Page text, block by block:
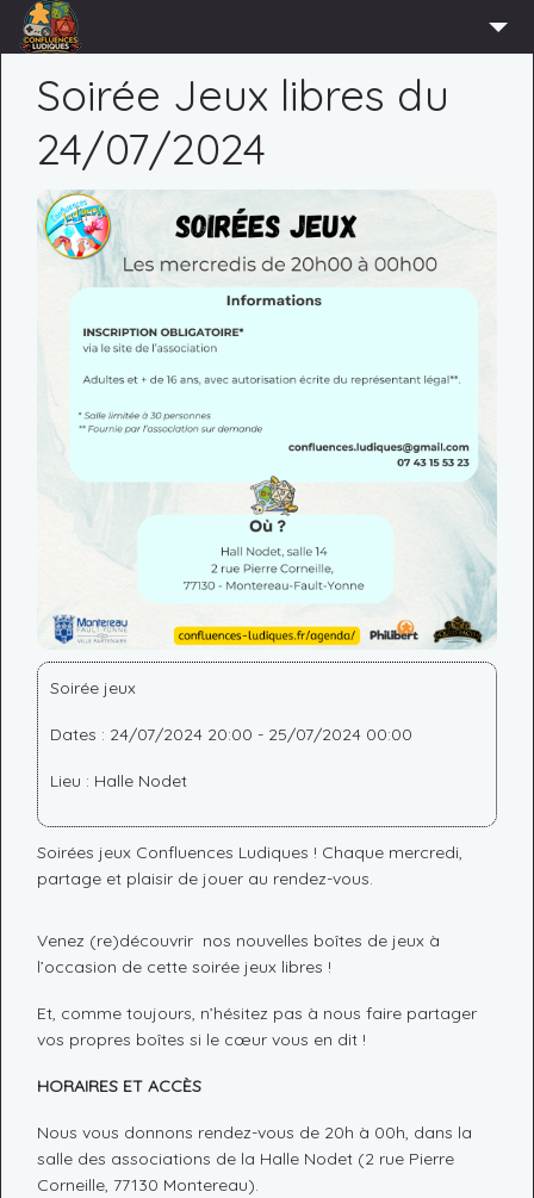
ADHÉRER
AGENDA
ACTUS
PARTENAIRES
CONTACT
Soirée Jeux libres du
24/07/2024
Soirée jeux
Dates : 24/07/2024 20:00 - 25/07/2024 00:00
Lieu : Halle Nodet
Soirées jeux Confluences Ludiques ! Chaque mercredi,
partage et plaisir de jouer au rendez-vous.
Venez (re)découvrir nos nouvelles boîtes de jeux à
l’occasion de cette soirée jeux libres !
Et, comme toujours, n’hésitez pas à nous faire partager
vos propres boîtes si le cœur vous en dit !
HORAIRES ET ACCÈS
Nous vous donnons rendez-vous de 20h à 00h, dans la
salle des associations de la Halle Nodet (2 rue Pierre
Corneille, 77130 Montereau).